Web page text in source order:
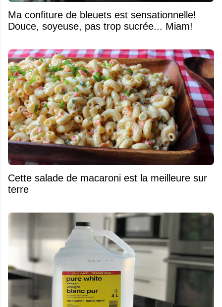
Ma confiture de bleuets est sensationnelle!
Douce, soyeuse, pas trop sucrée... Miam!
Cette salade de macaroni est la meilleure sur
terre